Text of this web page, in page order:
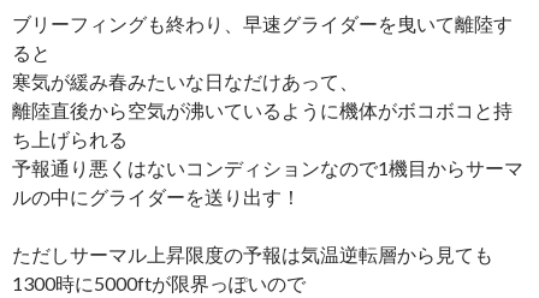
ブリーフィングも終わり、早速グライダーを曳いて離陸す
ると
寒気が緩み春みたいな日なだけあって、
離陸直後から空気が沸いているように機体がボコボコと持
ち上げられる
予報通り悪くはないコンディションなので1機目からサーマ
ルの中にグライダーを送り出す！
ただしサーマル上昇限度の予報は気温逆転層から見ても
1300時に5000ftが限界っぽいので